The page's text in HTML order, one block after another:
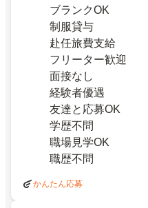
ブランクOK
制服貸与
赴任旅費支給
フリーター歓迎
面接なし
経験者優遇
友達と応募OK
学歴不問
職場見学OK
職歴不問
かんたん応募